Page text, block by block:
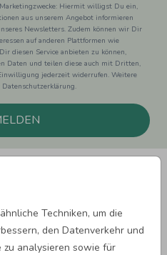
Techniken, um die
den Datenverkehr und
analysieren sowie für
Hiermit willigst Du ein,
aus unserem Angebot informieren
Newsletters. Zudem können wir Dir
auf anderen Plattformen wie
diesen Service anbieten zu können,
Daten und teilen diese auch mit Dritten,
jederzeit widerrufen. Weitere